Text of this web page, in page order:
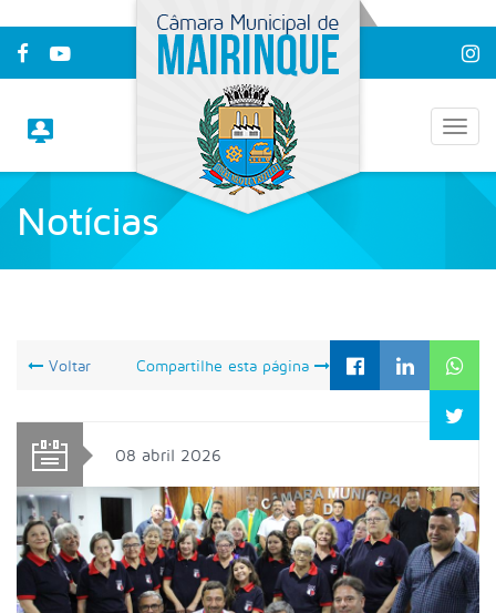
Notícias
Voltar Compartilhe esta página
08 abril 2026